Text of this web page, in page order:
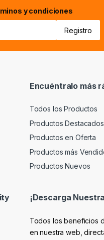
y condiciones
Encuéntralo más
Todos los Productos
Productos Destacados
Productos en Oferta
Productos más
Productos Nuevos
¡Descarga
Todos los beneficios
en nuestra web,